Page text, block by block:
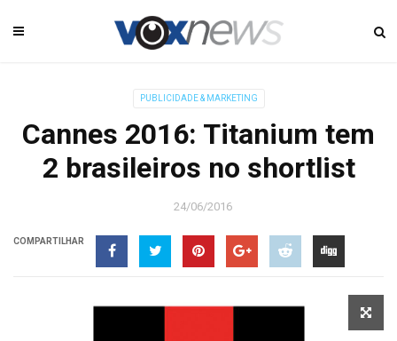
PUBLICIDADE & MARKETING
Cannes 2016: Titanium tem
2 brasileiros no shortlist
24/06/2016
COMPARTILHAR